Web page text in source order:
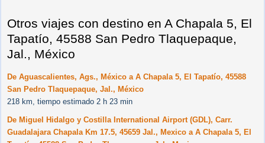
Otros viajes con destino en A Chapala 5, El
Tapatío, 45588 San Pedro Tlaquepaque,
Jal., México
De Aguascalientes, Ags., México a A Chapala 5, El Tapatío, 45588
San Pedro Tlaquepaque, Jal., México
218 km, tiempo estimado 2 h 23 min
De Miguel Hidalgo y Costilla International Airport (GDL), Carr.
Guadalajara Chapala Km 17.5, 45659 Jal., Mexico a A Chapala 5, El